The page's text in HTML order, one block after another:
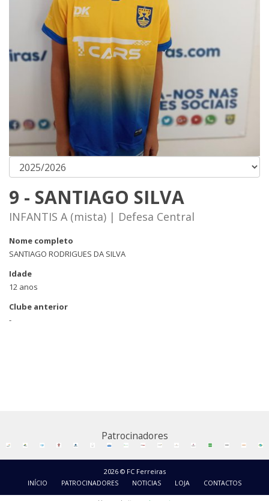
9 - SANTIAGO SILVA
INFANTIS A (mista) | Defesa Central
Nome completo
SANTIAGO RODRIGUES DA SILVA
Idade
12 anos
Clube anterior
-
Patrocinadores
2026 © FC Ferreiras
INÍCIO PATROCINADORES NOTICIAS LOJA CONTACTOS